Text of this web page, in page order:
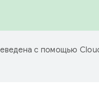
с помощью